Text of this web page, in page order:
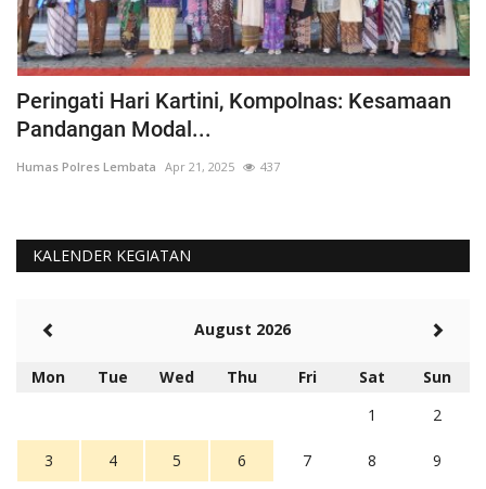
Peringati Hari Kartini, Kompolnas: Kesamaan
Pandangan Modal...
Humas Polres Lembata Apr 21, 2025 437
KALENDER KEGIATAN
August 2026
Mon Tue Wed Thu Fri Sat
Sun
1
2
3 4 5 6 7 8 9